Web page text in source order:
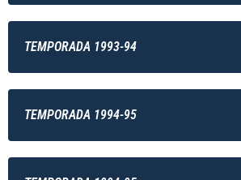
TEMPORADA 1993-94
TEMPORADA 1994-95